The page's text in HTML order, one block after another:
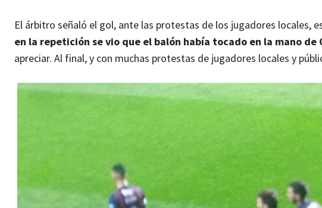
El árbitro señaló el gol, ante las protestas de los jugadores locales,
en la repetición se vio que el balón había tocado en la mano de
apreciar. Al final, y con muchas protestas de jugadores locales y